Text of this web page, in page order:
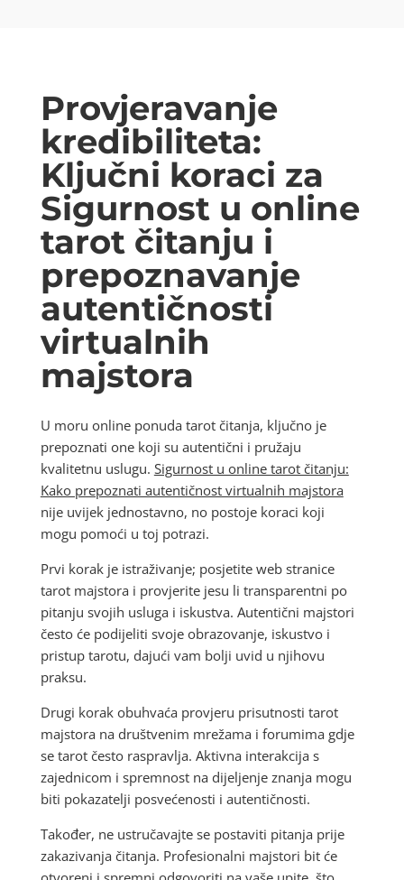
Provjeravanje
kredibiliteta:
Ključni koraci za
Sigurnost u online
tarot čitanju i
prepoznavanje
autentičnosti
virtualnih
majstora
U moru online ponuda tarot čitanja, ključno je
prepoznati one koji su autentični i pružaju
kvalitetnu uslugu. Sigurnost u online tarot čitanju:
Kako prepoznati autentičnost virtualnih majstora
nije uvijek jednostavno, no postoje koraci koji
mogu pomoći u toj potrazi.
Prvi korak je istraživanje; posjetite web stranice
tarot majstora i provjerite jesu li transparentni po
pitanju svojih usluga i iskustva. Autentični majstori
često će podijeliti svoje obrazovanje, iskustvo i
pristup tarotu, dajući vam bolji uvid u njihovu
praksu.
Drugi korak obuhvaća provjeru prisutnosti tarot
majstora na društvenim mrežama i forumima gdje
se tarot često raspravlja. Aktivna interakcija s
zajednicom i spremnost na dijeljenje znanja mogu
biti pokazatelji posvećenosti i autentičnosti.
Također, ne ustručavajte se postaviti pitanja prije
zakazivanja čitanja. Profesionalni majstori bit će